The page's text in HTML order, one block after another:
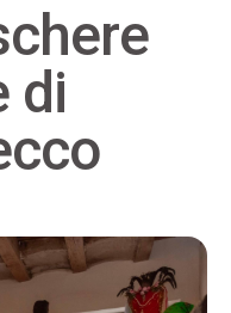
di